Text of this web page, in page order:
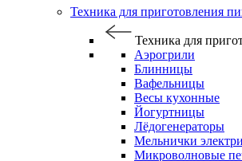
Техника для приготовления
Техника для
Аэрогрили
Блинницы
Вафельницы
Весы кухонные
Йогуртницы
Лёдогенераторы
Мельнички
Микроволновые